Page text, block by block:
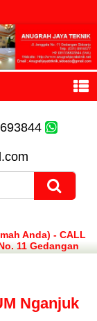
Anda) - CALL
11 Gedangan
Nganjuk